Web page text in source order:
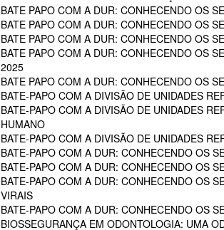
BATE PAPO COM A DUR: CONHECENDO OS
BATE PAPO COM A DUR: CONHECENDO OS
BATE PAPO COM A DUR: CONHECENDO OS
BATE PAPO COM A DUR: CONHECENDO OS
2025
BATE PAPO COM A DUR: CONHECENDO OS
BATE-PAPO COM A DIVISÃO DE UNIDADES
BATE-PAPO COM A DIVISÃO DE UNIDADES
HUMANO
BATE-PAPO COM A DIVISÃO DE UNIDADES
BATE-PAPO COM A DUR: CONHECENDO OS
BATE-PAPO COM A DUR: CONHECENDO OS
BATE-PAPO COM A DUR: CONHECENDO OS
VIRAIS
BATE-PAPO COM A DUR: CONHECENDO OS
BIOSSEGURANÇA EM ODONTOLOGIA: UMA